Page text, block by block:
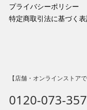
プライバシーポリシー
特定商取引法に基づく
【店舗・オンラインストア
0120-073-357